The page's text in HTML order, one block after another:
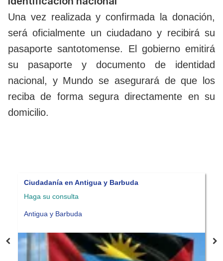
Una vez realizada y confirmada la donación,
será oficialmente un ciudadano y recibirá su
pasaporte santotomense. El gobierno emitirá
su pasaporte y documento de identidad
nacional, y Mundo se asegurará de que los
reciba de forma segura directamente en su
domicilio.
Ciudadanía en Granada
Haga su consulta
Granada